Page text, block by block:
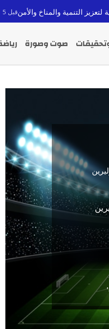
والمناخ والأمنقبل 5 ساعات
صوت وصورة